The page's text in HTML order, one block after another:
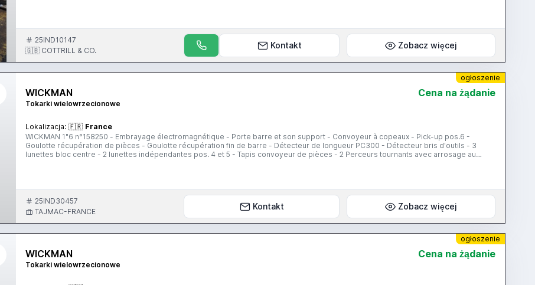
25IND10147
🇬🇧 COTTRILL & CO.
Kontakt Zobacz więcej
ogłoszenie
WICKMAN
Tokarki wielowrzecionowe
Cena na żądanie
Lokalizacja: 🇫🇷 France
WICKMAN 1"6 n°158250 - Embrayage électromagnétique - Porte barre et son support - Convoyeur à copeaux - Pick-up pos.6 -
Goulotte récupération de pièces - Goulotte récupération fin de barre - Détecteur de longueur PC300 - Détecteur bris d'outils - 3
lunettes bloc centre - 2 lunettes indépendantes pos. 4 et 5 - Tapis convoyeur de pièces - 2 Perceurs tournants avec arrosage au
25IND30457
TAJMAC-FRANCE
Kontakt Zobacz więcej
ogłoszenie
WICKMAN
Tokarki wielowrzecionowe
Cena na żądanie